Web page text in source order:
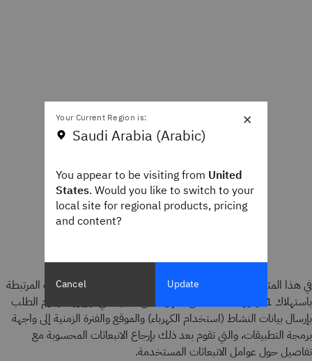
في هذا المثال، تُستخدم واجهة برمجة التطبيقات لحساب الانبعاثات المرتبطة
باستهلاك 1 كيلوواط/ساعة من الكهرباء من الشبكة في نيويورك. يقوم الطلب
بإرسال بيانات النشاط (استخدام الكهرباء) والموقع والفترة الزمنية إلى واجهة
برمجة التطبيقات، والتي تقوم بعد ذلك بإرجاع الانبعاثات المحسوبة مع
تفاصيل حول عوامل الانبعاثات المستخدمة.
×
Your Current Region is:
Saudi Arabia (Arabic)
You appear to be visiting from United
States. Would you like to switch to your
local site for regional products, pricing
and content?
Cancel Update